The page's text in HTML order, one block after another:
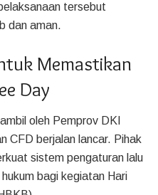
tersebut
dan aman.
Memastikan
Day
oleh Pemprov DKI
CFD berjalan lancar. Pihak
sistem pengaturan lalu
bagi kegiatan Hari